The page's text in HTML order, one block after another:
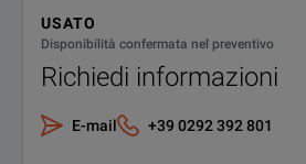
USATO
Disponibilità confermata nel preventivo
Richiedi informazioni
E-mail +39 0292 392 801